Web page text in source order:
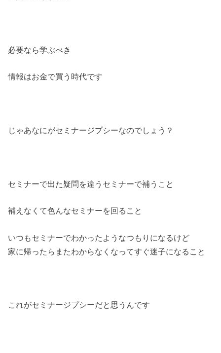
必要なら学ぶべき
情報はお金で買う時代です
じゃあなにがセミナージプシーなのでしょう？
セミナーで出た疑問を違うセミナーで補うこと
補えなくて色んなセミナーを回ること
いつもセミナーでわかったようなつもりになるけど
家に帰ったらまたわからなくなってすぐ迷子になること
これがセミナージプシーだと思うんです